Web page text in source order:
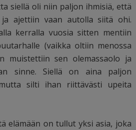
siellä oli niin paljon ihmisiä, että
ajettiin vaan autolla siitä ohi.
kerralla vuosia sitten mentiin
(vaikka oltiin menossa
muistettiin sen olemassaolo ja
sinne. Siellä on aina paljon
silti ihan riittävästi upeita
elämään on tullut yksi asia, joka